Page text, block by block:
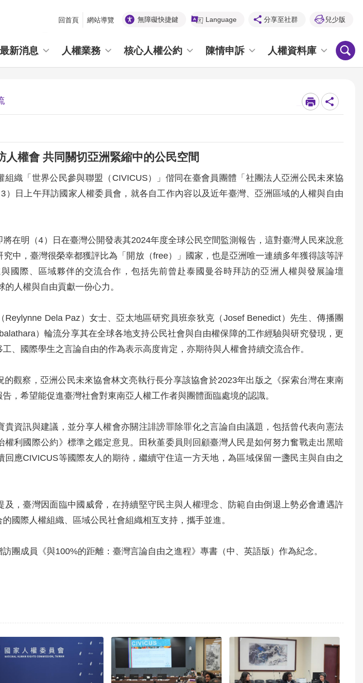
回首頁 網站導覽 無障礙快捷鍵 Language 分享至社群 兒少版
最新消息 人權業務 核心人權公約 陳情申訴 人權資料庫
人權會 共同關切亞洲緊縮中的公民空間
組織「世界公民參與聯盟（CIVICUS）」偕同在臺會員團體「社團法人亞洲公民未來協
）日上午拜訪國家人權委員會，就各自工作內容以及近年臺灣、亞洲區域的人權與自由
在明（4）日在臺灣公開發表其2024年度全球公民空間監測報告，這對臺灣人民來說意
中，臺灣很榮幸都獲評比為「開放（free）」國家，也是亞洲唯一連續多年獲得該等評
國際、區域夥伴的交流合作，包括先前曾赴泰國曼谷時拜訪的亞洲人權與發展論壇
的人權與自由貢獻一份心力。
Reylynne Dela Paz）女士、亞太地區研究員班奈狄克（Josef Benedict）先生、傳播團
）輪流分享其在全球各地支持公民社會與自由權保障的工作經驗與研究發現，更
、國際學生之言論自由的作為表示高度肯定，亦期待與人權會持續交流合作。
的觀察，亞洲公民未來協會林文亮執行長分享該協會於2023年出版之《探索台灣在東南
，希望能促進臺灣社會對東南亞人權工作者與團體面臨處境的認識。
貴資訊與建議，並分享人權會亦關注誹謗罪除罪化之言論自由議題，包括曾代表向憲法
權利國際公約》標準之鑑定意見。田秋堇委員則回顧臺灣人民是如何努力奮戰走出黑暗
回應CIVICUS等國際友人的期待，繼續守住這一方天地，為區域保留一盞民主與自由之
及，臺灣因面臨中國威脅，在持續堅守民主與人權理念、防範自由倒退上勢必會遭遇許
國際人權組織、區域公民社會組織相互支持，攜手並進。
團成員《與100%的距離：臺灣言論自由之進程》專書（中、英語版）作為紀念。